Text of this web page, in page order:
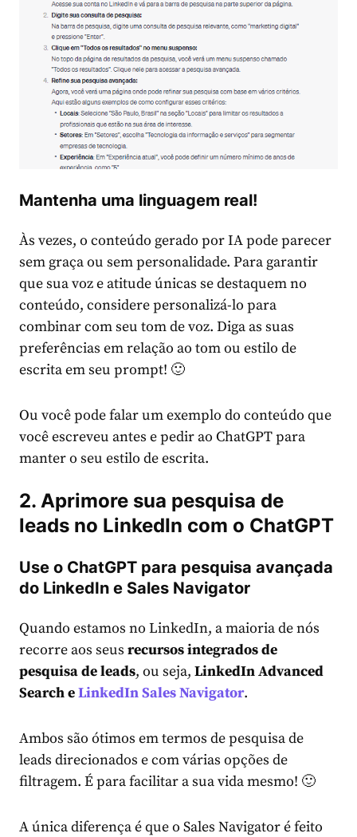
Mantenha uma linguagem real!
Às vezes, o conteúdo gerado por IA pode parecer
sem graça ou sem personalidade. Para garantir
que sua voz e atitude únicas se destaquem no
conteúdo, considere personalizá-lo para
combinar com seu tom de voz. Diga as suas
preferências em relação ao tom ou estilo de
escrita em seu prompt! 🙂
Ou você pode falar um exemplo do conteúdo que
você escreveu antes e pedir ao ChatGPT para
manter o seu estilo de escrita.
2. Aprimore sua pesquisa de
leads no LinkedIn com o ChatGPT
Use o ChatGPT para pesquisa avançada
do LinkedIn e Sales Navigator
Quando estamos no LinkedIn, a maioria de nós
recorre aos seus recursos integrados de
pesquisa de leads, ou seja, LinkedIn Advanced
Search eLinkedIn Sales Navigator.
Ambos são ótimos em termos de pesquisa de
leads direcionados e com várias opções de
filtragem. É para facilitar a sua vida mesmo! 🙂
A única diferença é que o Sales Navigator é feito